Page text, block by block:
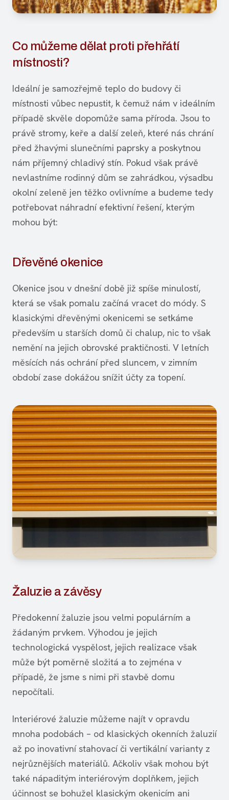
Co můžeme dělat proti přehřátí
místnosti?
Ideální je samozřejmě teplo do budovy či
místnosti vůbec nepustit, k čemuž nám v ideálním
případě skvěle dopomůže sama příroda. Jsou to
právě stromy, keře a další zeleň, které nás chrání
před žhavými slunečními paprsky a poskytnou
nám příjemný chladivý stín. Pokud však právě
nevlastníme rodinný dům se zahrádkou, výsadbu
okolní zeleně jen těžko ovlivníme a budeme tedy
potřebovat náhradní efektivní řešení, kterým
mohou být:
Dřevěné okenice
Okenice jsou v dnešní době již spíše minulostí,
která se však pomalu začíná vracet do módy. S
klasickými dřevěnými okenicemi se setkáme
především u starších domů či chalup, nic to však
nemění na jejich obrovské praktičnosti. V letních
měsících nás ochrání před sluncem, v zimním
období zase dokážou snížit účty za topení.
Žaluzie a závěsy
Předokenní žaluzie jsou velmi populárním a
žádaným prvkem. Výhodou je jejich
technologická vyspělost, jejich realizace však
může být poměrně složitá a to zejména v
případě, že jsme s nimi při stavbě domu
nepočítali.
Interiérové žaluzie můžeme najít v opravdu
mnoha podobách – od klasických okenních žaluzií
až po inovativní stahovací či vertikální varianty z
nejrůznějších materiálů. Ačkoliv však mohou být
také nápaditým interiérovým doplňkem, jejich
účinnost se bohužel klasickým okenicím ani